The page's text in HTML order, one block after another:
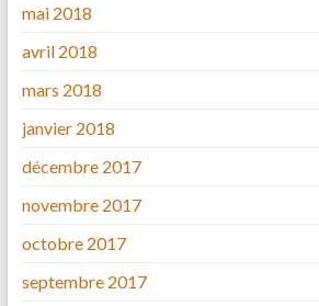
mai 2018
avril 2018
mars 2018
janvier 2018
décembre 2017
novembre 2017
octobre 2017
septembre 2017